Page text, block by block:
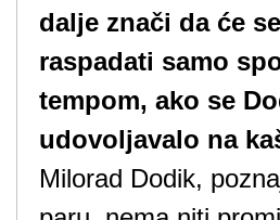
dalje znači da će
raspadati samo
tempom, ako se
udovoljavalo na
Milorad Dodik,